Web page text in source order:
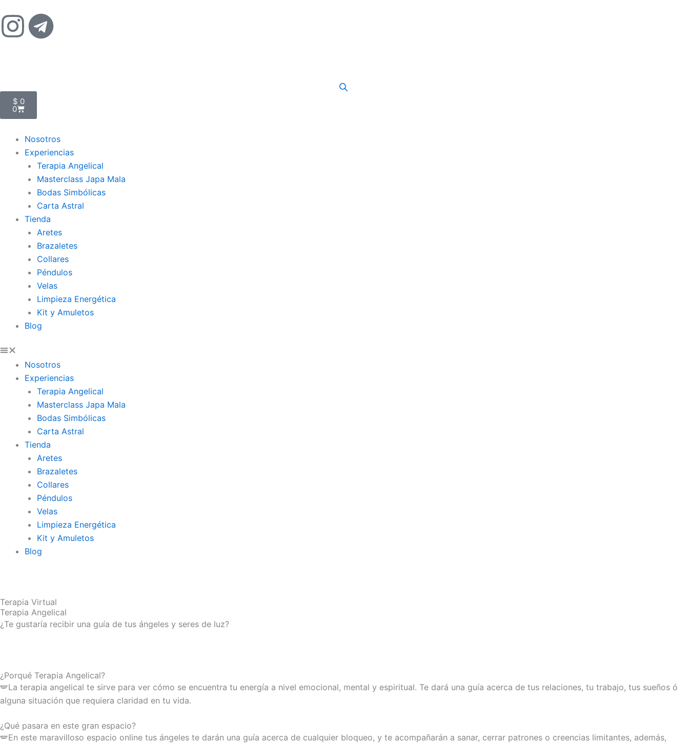
al
contenido
I
t
a
g
m
T
g
r
a
m
$ 0
0
Cart
Nosotros
Experiencias
Terapia Angelical
Masterclass Japa Mala
Bodas Simbólicas
Carta Astral
Tienda
Aretes
Brazaletes
Collares
Péndulos
Velas
Limpieza Energética
Kit y Amuletos
Blog
Nosotros
Experiencias
Terapia Angelical
Masterclass Japa Mala
Bodas Simbólicas
Carta Astral
Tienda
Aretes
Brazaletes
Collares
Péndulos
Velas
Limpieza Energética
Kit y Amuletos
Blog
Terapia Virtual
Terapia Angelical
¿Te gustaría recibir una guía de tus ángeles y seres de luz?
¿Porqué Terapia Angelical?
🪽La terapia angelical te sirve para ver cómo se encuentra tu energía a nivel emocional, mental y espiritual. Te dará una guía acerca de tus relaciones, tu trabajo, tus sueños ó
alguna situación que requiera claridad en tu vida.
¿Qué pasara en este gran espacio?
🪽En este maravilloso espacio online tus ángeles te darán una guía acerca de cualquier bloqueo, y te acompañarán a sanar, cerrar patrones o creencias limitantes, además,